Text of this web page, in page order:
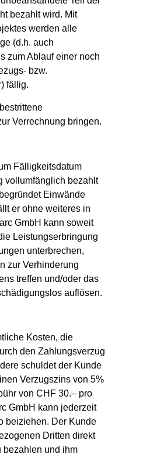
bezahlt wird. Mit
werden alle
(d.h. auch
zum Ablauf einer noch
bzw.
fällig.
Verrechnung bringen.
Fälligkeitsdatum
vollumfänglich bezahlt
Einwände
er ohne weiteres in
GmbH kann soweit
Leistungserbringung
unterbrechen,
zur Verhinderung
treffen und/oder das
auflösen.
Kosten, die
den Zahlungsverzug
schuldet der Kunde
Verzugszins von 5%
von CHF 30.– pro
GmbH kann jederzeit
beiziehen. Der Kunde
Dritten direkt
bezahlen und ihm